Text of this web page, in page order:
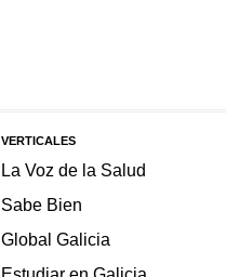
VERTICALES
La Voz de la Salud
Sabe Bien
Global Galicia